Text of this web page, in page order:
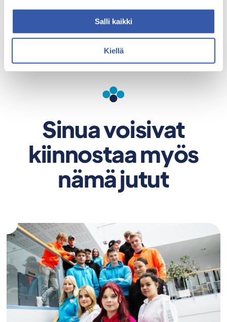
Salli kaikki
Kiellä
Jaa Facebookissa Jaa X:ssä Jaa WhatsAppissa
Sinua voisivat
kiinnostaa myös
nämä jutut